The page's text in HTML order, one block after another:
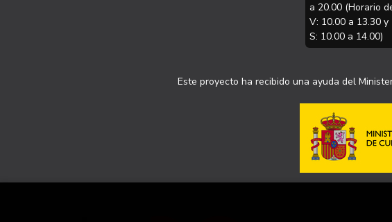
a 20.00 (Horario
V: 10.00 a 13.30 y
S: 10.00 a 14.00)
Este proyecto ha recibido una ayuda del